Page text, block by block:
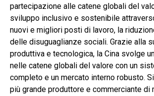
partecipazione alle catene globali del
sviluppo inclusivo e sostenibile
nuovi e migliori posti di lavoro, la
delle disuguaglianze sociali. Grazie alla
produttiva e tecnologica, la Cina svolge
nelle catene globali del valore con un
completo e un mercato interno robusto.
più grande produttore e commerciante di